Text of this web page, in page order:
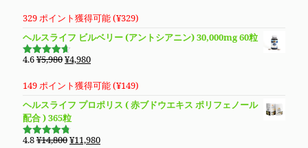
し
で
価
は
¥13,800
し
の
格
で
329 ポイント獲得可能 (¥329)
ヘルスライフ ビルベリー (アントシアニン) 30,000mg 60粒
5段階で
4.6¥5,980元
価
は
¥5,980
で
¥4,980現
の
格
¥4,980
149 ポイント獲得可能 (¥149)
ヘルスライフ プロポリス ( 赤ブドウエキス ポリフェノール
配合 ) 365粒
5段階で
4.8¥14,800元
¥11,980現